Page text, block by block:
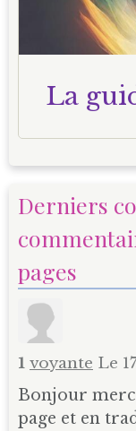
La
Derniers
pages
1 voyante Le
Bonjour
page et en